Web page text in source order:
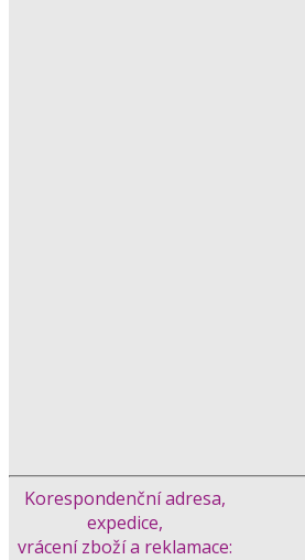
Korespondenční adresa,
expedice,
vrácení zboží a reklamace: